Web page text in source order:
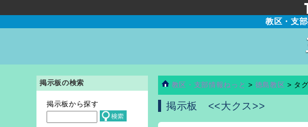
教区・支
教区・支部情報ねっと > 徳島教区 > タ
掲示板 <<大クス>>
掲示板の検索
掲示板から探す